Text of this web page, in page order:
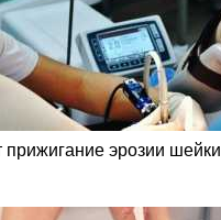
прижигание эрозии шейки